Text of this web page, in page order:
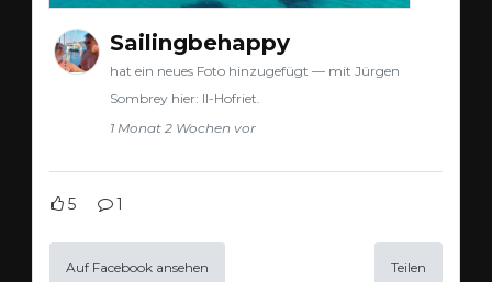
Sailingbehappy
hat ein neues Foto hinzugefügt — mit Jürgen
Sombrey hier: Il-Hofriet.
1 Monat 2 Wochen vor
5 1
Auf Facebook ansehen Teilen